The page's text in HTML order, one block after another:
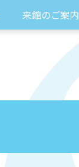
来館のご案内